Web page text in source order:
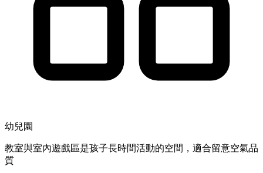
幼兒園
教室與室內遊戲區是孩子長時間活動的空間，適合留意空氣品
質